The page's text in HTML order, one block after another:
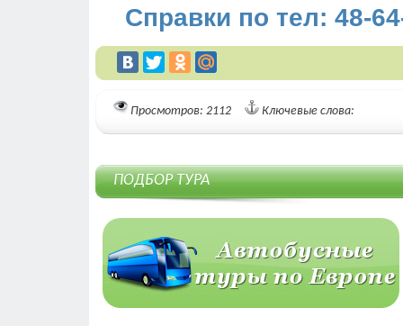
Справки по тел: 48-
Просмотров: 2112 Ключевые слова:
ПОДБОР ТУРА